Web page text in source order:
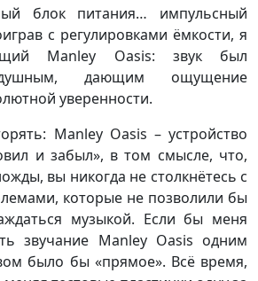
блок питания… импульсный
с регулировками ёмкости, я
Manley Oasis: звук был
дающим ощущение
уверенности.
Manley Oasis – устройство
и забыл», в том смысле, что,
вы никогда не столкнётесь с
которые не позволили бы
музыкой. Если бы меня
звучание Manley Oasis одним
было бы «прямое». Всё время,